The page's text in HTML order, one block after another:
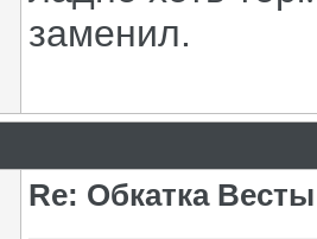
заменил.
Re: Обкатка Весты